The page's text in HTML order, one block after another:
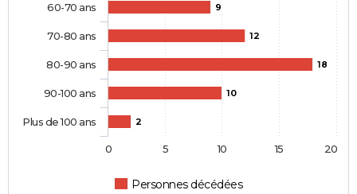
9
12
18
10
2
Personnes décédées
60-70 ans
70-80 ans
80-90 ans
90-100 ans
Plus de 100 ans
0 5 10 15 20